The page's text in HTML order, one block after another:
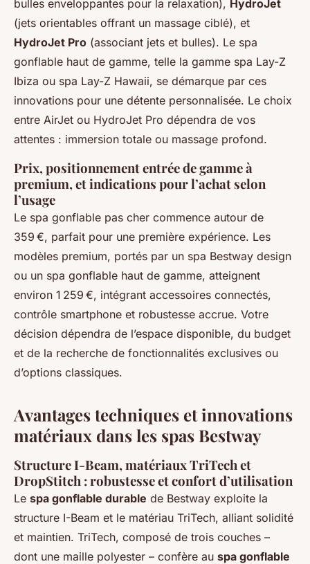
bulles enveloppantes pour la relaxation), HydroJet
(jets orientables offrant un massage ciblé), et
HydroJet Pro (associant jets et bulles). Le spa
gonflable haut de gamme, telle la gamme spa Lay-Z
Ibiza ou spa Lay-Z Hawaii, se démarque par ces
innovations pour une détente personnalisée. Le choix
entre AirJet ou HydroJet Pro dépendra de vos
attentes : immersion totale ou massage profond.
Prix, positionnement entrée de gamme à
premium, et indications pour l’achat selon
l’usage
Le spa gonflable pas cher commence autour de
359 €, parfait pour une première expérience. Les
modèles premium, portés par un spa Bestway design
ou un spa gonflable haut de gamme, atteignent
environ 1 259 €, intégrant accessoires connectés,
contrôle smartphone et robustesse accrue. Votre
décision dépendra de l’espace disponible, du budget
et de la recherche de fonctionnalités exclusives ou
d’options classiques.
Avantages techniques et innovations
matériaux dans les spas Bestway
Structure I-Beam, matériaux TriTech et
DropStitch : robustesse et confort d’utilisation
Le spa gonflable durable de Bestway exploite la
structure I-Beam et le matériau TriTech, alliant solidité
et maintien. TriTech, composé de trois couches –
dont une maille polyester – confère au spa gonflable